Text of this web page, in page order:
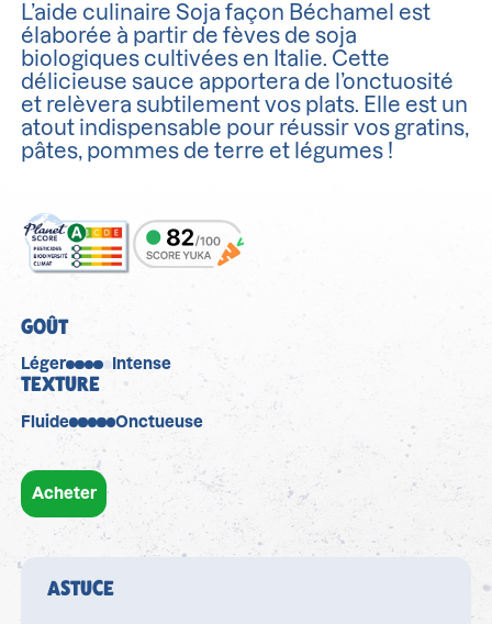
L’aide culinaire Soja façon Béchamel est
élaborée à partir de fèves de soja
biologiques cultivées en Italie. Cette
délicieuse sauce apportera de l’onctuosité
et relèvera subtilement vos plats. Elle est un
atout indispensable pour réussir vos gratins,
pâtes, pommes de terre et légumes !
GOÛT
Léger Intense
TEXTURE
Fluide Onctueuse
Acheter
ASTUCE